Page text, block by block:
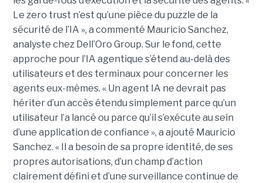
Le zero trust n’est qu’une pièce du puzzle de la
sécurité de l’IA », a commenté Mauricio Sanchez,
analyste chez Dell’Oro Group. Sur le fond, cette
approche pour l’IA agentique s’étend au-delà des
utilisateurs et des terminaux pour concerner les
agents eux-mêmes. « Un agent IA ne devrait pas
hériter d’un accès étendu simplement parce qu’un
utilisateur l’a lancé ou parce qu’il s’exécute au sein
d’une application de confiance », a ajouté Mauricio
Sanchez. « Il a besoin de sa propre identité, de ses
propres autorisations, d’un champ d’action
clairement défini et d’une surveillance continue de